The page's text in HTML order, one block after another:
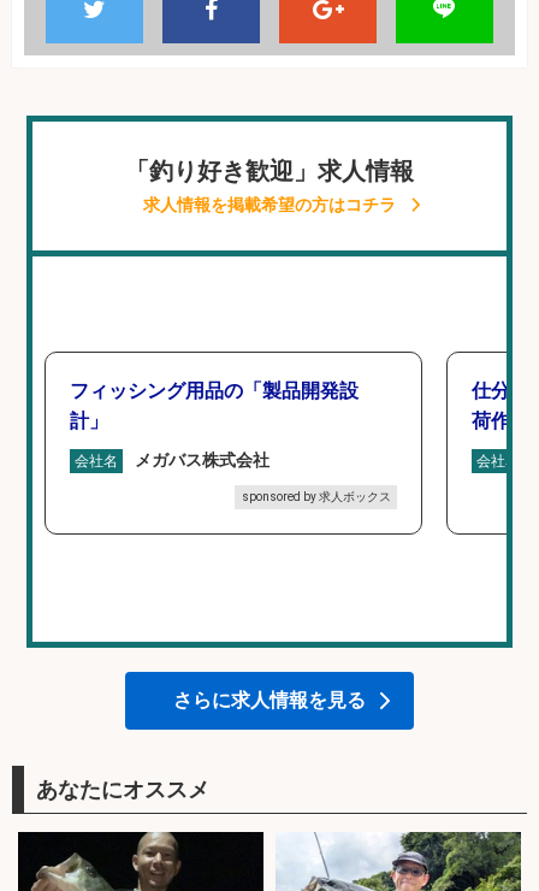
「釣り好き歓迎」求人情報
求人情報を掲載希望の方はコチラ
フィッシング用品の「製品開発設
計」
会社名 メガバス株式会社
sponsored by 求人ボックス
仕分け
荷作業
会社名
さらに求人情報を見る
あなたにオススメ